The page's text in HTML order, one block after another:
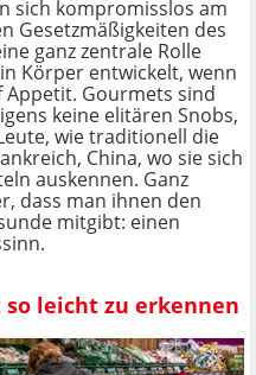
sich kompromisslos am
Gesetzmäßigkeiten des
ganz zentrale Rolle
Körper entwickelt, wenn
Gourmets sind
keine elitären Snobs,
wie traditionell die
China, wo sie sich
auskennen. Ganz
dass man ihnen den
mitgibt: einen
so leicht zu erkennen